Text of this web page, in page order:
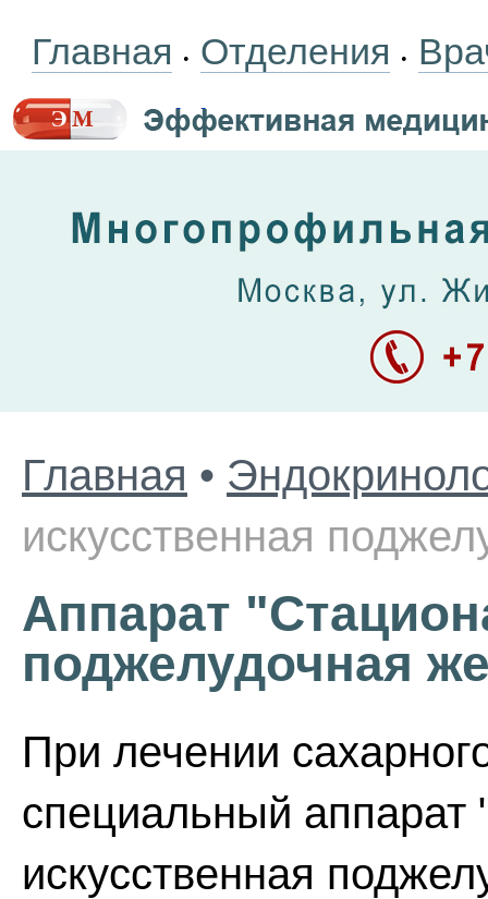
Главная • Отделения •
Главная •
искусственная
Аппарат
поджелудочная
При лечении
специальный аппарат
искусственная